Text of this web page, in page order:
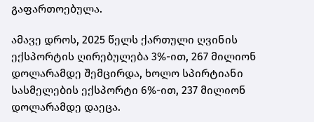
გაფართოებულა.
ამავე დროს, 2025 წელს ქართული ღვინის
ექსპორტის ღირებულება 3%-ით, 267 მილიონ
დოლარამდე შემცირდა, ხოლო სპირტიანი
სასმელების ექსპორტი 6%-ით, 237 მილიონ
დოლარამდე დაეცა.